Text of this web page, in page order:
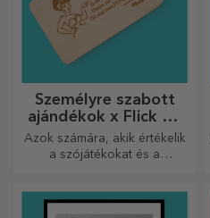
Személyre szabott
ajándékok x Flick Mr
Rima
Azok számára, akik értékelik
a szójátékokat és a